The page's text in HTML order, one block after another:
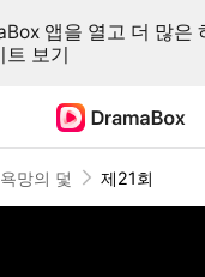
앱을 열고 더 많은
트 보기
욕망의 덫 제21회